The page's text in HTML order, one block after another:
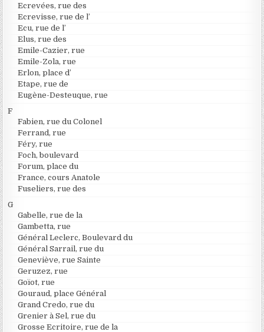
Ecrevées, rue des
Ecrevisse, rue de l’
Ecu, rue de l’
Elus, rue des
Emile-Cazier, rue
Emile-Zola, rue
Erlon, place d’
Etape, rue de
Eugène-Desteuque, rue
F
Fabien, rue du Colonel
Ferrand, rue
Féry, rue
Foch, boulevard
Forum, place du
France, cours Anatole
Fuseliers, rue des
G
Gabelle, rue de la
Gambetta, rue
Général Leclerc, Boulevard du
Général Sarrail, rue du
Geneviève, rue Sainte
Geruzez, rue
Goïot, rue
Gouraud, place Général
Grand Credo, rue du
Grenier à Sel, rue du
Grosse Ecritoire, rue de la